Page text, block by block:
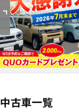
中古車一覧